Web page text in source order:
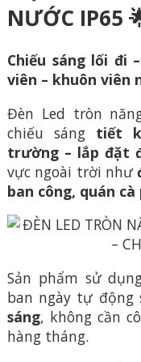
NƯỚC IP65
Chiếu sáng lối đi
viên – khuôn viên
Đèn Led tròn
chiếu sáng tiết
trường – lắp đặt
vực ngoài trời như
ban công, quán
Sản phẩm sử
ban ngày tự động
sáng, không cần
hàng tháng.